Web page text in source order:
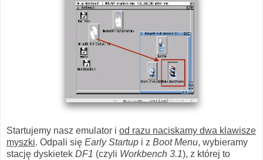
Startujemy nasz emulator i od razu naciskamy dwa klawisze
myszki. Odpali się Early Startup i z Boot Menu, wybieramy
stację dyskietek DF1 (czyli Workbench 3.1), z której to